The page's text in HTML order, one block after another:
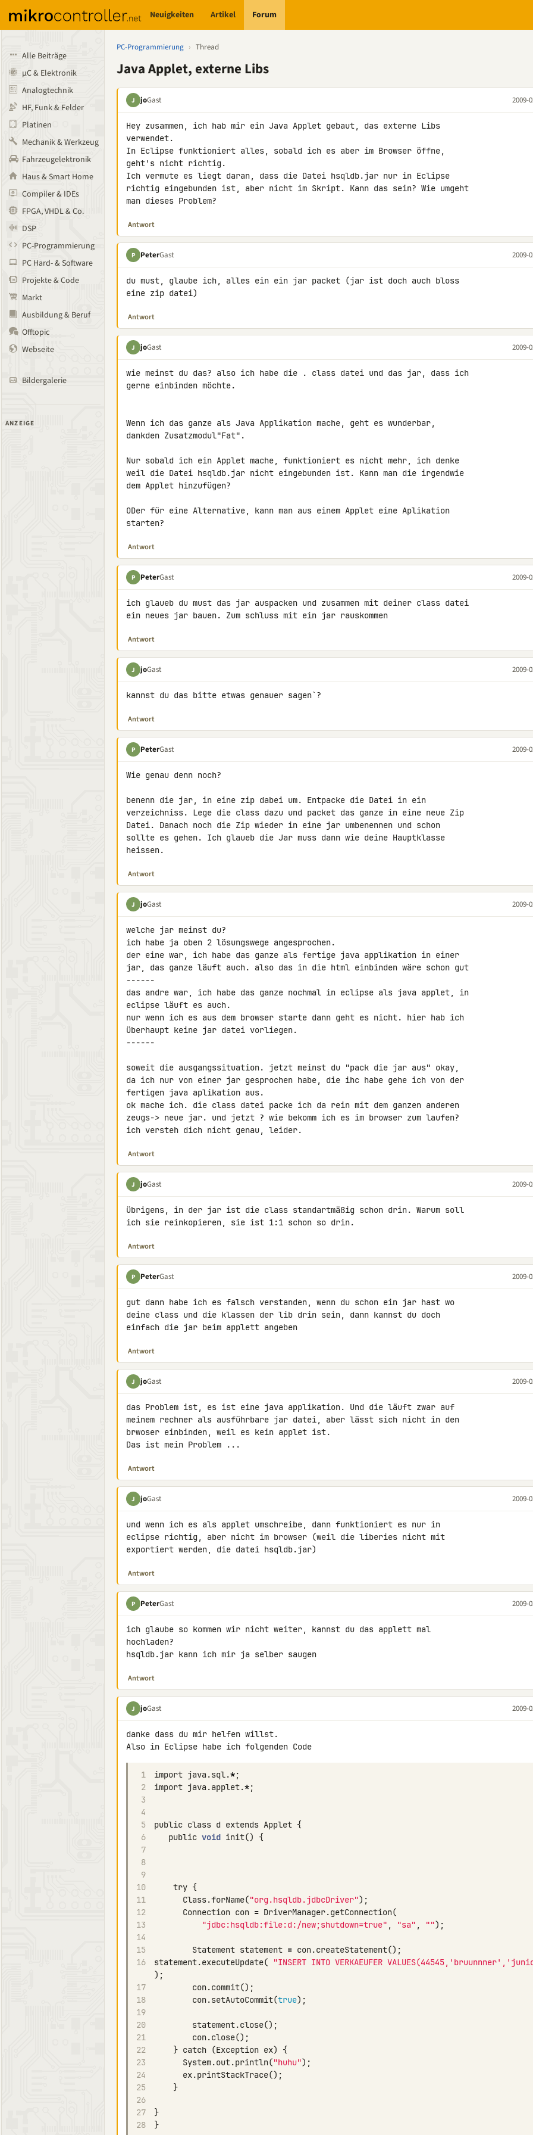
Neuigkeiten Artikel Forum
Alle Beiträge
µC & Elektronik
Analogtechnik
HF, Funk & Felder
Platinen
Mechanik & Werkzeug
Fahrzeugelektronik
Haus & Smart Home
Compiler & IDEs
FPGA, VHDL & Co.
DSP
PC-Programmierung
PC Hard- & Software
Projekte & Code
Markt
Ausbildung & Beruf
Offtopic
Webseite
Bildergalerie
ANZEIGE
PC-Programmierung › Thread
Java Applet, externe Libs
J joGast 2009-
Hey zusammen, ich hab mir ein Java Applet gebaut, das externe Libs
verwendet.
In Eclipse funktioniert alles, sobald ich es aber im Browser öffne,
geht's nicht richtig.
Ich vermute es liegt daran, dass die Datei hsqldb.jar nur in Eclipse
richtig eingebunden ist, aber nicht im Skript. Kann das sein? Wie umgeht
man dieses Problem?
Antwort
P PeterGast 2009-
du must, glaube ich, alles ein ein jar packet (jar ist doch auch bloss
eine zip datei)
Antwort
J joGast 2009-
wie meinst du das? also ich habe die . class datei und das jar, dass ich
gerne einbinden möchte.
Wenn ich das ganze als Java Applikation mache, geht es wunderbar,
dankden Zusatzmodul"Fat".
Nur sobald ich ein Applet mache, funktioniert es nicht mehr, ich denke
weil die Datei hsqldb.jar nicht eingebunden ist. Kann man die irgendwie
dem Applet hinzufügen?
ODer für eine Alternative, kann man aus einem Applet eine Aplikation
starten?
Antwort
P PeterGast 2009-
ich glaueb du must das jar auspacken und zusammen mit deiner class datei
ein neues jar bauen. Zum schluss mit ein jar rauskommen
Antwort
J joGast 2009-
kannst du das bitte etwas genauer sagen`?
Antwort
P PeterGast 2009-
Wie genau denn noch?
benenn die jar, in eine zip dabei um. Entpacke die Datei in ein
verzeichniss. Lege die class dazu und packet das ganze in eine neue Zip
Datei. Danach noch die Zip wieder in eine jar umbenennen und schon
sollte es gehen. Ich glaueb die Jar muss dann wie deine Hauptklasse
heissen.
Antwort
J joGast 2009-
welche jar meinst du?
ich habe ja oben 2 lösungswege angesprochen.
der eine war, ich habe das ganze als fertige java applikation in einer
jar, das ganze läuft auch. also das in die html einbinden wäre schon gut
------
das andre war, ich habe das ganze nochmal in eclipse als java applet, in
eclipse läuft es auch.
nur wenn ich es aus dem browser starte dann geht es nicht. hier hab ich
überhaupt keine jar datei vorliegen.
------
soweit die ausgangssituation. jetzt meinst du "pack die jar aus" okay,
da ich nur von einer jar gesprochen habe, die ihc habe gehe ich von der
fertigen java aplikation aus.
ok mache ich. die class datei packe ich da rein mit dem ganzen anderen
zeugs-> neue jar. und jetzt ? wie bekomm ich es im browser zum laufen?
ich versteh dich nicht genau, leider.
Antwort
J joGast 2009-
übrigens, in der jar ist die class standartmäßig schon drin. Warum soll
ich sie reinkopieren, sie ist 1:1 schon so drin.
Antwort
P PeterGast 2009-
gut dann habe ich es falsch verstanden, wenn du schon ein jar hast wo
deine class und die klassen der lib drin sein, dann kannst du doch
einfach die jar beim applett angeben
Antwort
J joGast 2009-
das Problem ist, es ist eine java applikation. Und die läuft zwar auf
meinem rechner als ausführbare jar datei, aber lässt sich nicht in den
brwoser einbinden, weil es kein applet ist.
Das ist mein Problem ...
Antwort
J joGast 2009-
und wenn ich es als applet umschreibe, dann funktioniert es nur in
eclipse richtig, aber nicht im browser (weil die liberies nicht mit
exportiert werden, die datei hsqldb.jar)
Antwort
P PeterGast 2009-
ich glaube so kommen wir nicht weiter, kannst du das applett mal
hochladen?
hsqldb.jar kann ich mir ja selber saugen
Antwort
J joGast 2009-
danke dass du mir helfen willst.
1 import java.sql.*;
2
import java.applet.*;
3
4
5
public class d extends Applet {
6
public void init()
{
7
8
9
10
try {
11
Class.forName("org.hsqldb.jdbcDriver");
12
Connection con = DriverManager.getConnection(
13
"jdbc:hsqldb:file:d:/new;shutdown=true" , "sa" , "");
14
15
Statement statement = con.createStatement();
16
statement.executeUpdate(
"INSERT INTO VERKAEUFER
);
17
con.commit();
18
con.setAutoCommit(true);
19
20
statement.close();
21
con.close();
22
} catch (Exception ex)
{
23
System.out.println("huhu");
24
ex.printStackTrace();
25
}
26
27
}
28
}